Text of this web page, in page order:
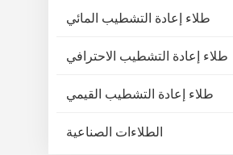
طلاء إعادة التشطيب المائي
طلاء إعادة التشطيب الاحترافي
طلاء إعادة التشطيب القيمي
الطلاءات الصناعية